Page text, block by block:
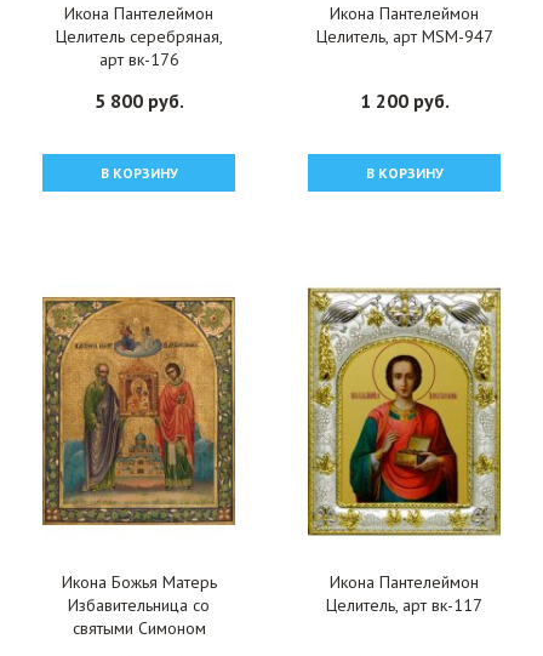
Икона Пантелеймон
Целитель серебряная,
арт вк-176
5 800 руб.
В КОРЗИНУ
Икона Пантелеймон
Целитель, арт MSM-947
1 200 руб.
В КОРЗИНУ
Икона Божья Матерь
Избавительница со
святыми Симоном
Икона Пантелеймон
Целитель, арт вк-117